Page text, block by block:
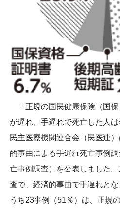
「正規の国民健康保険（国保
が遅れ、手遅れで死亡した人
民主医療機関連合会（民医連
的事由による手遅れ死亡事例
亡事例調査）を公表しました
査で、経済的事由で手遅れとな
うち23事例（51％）は、正規